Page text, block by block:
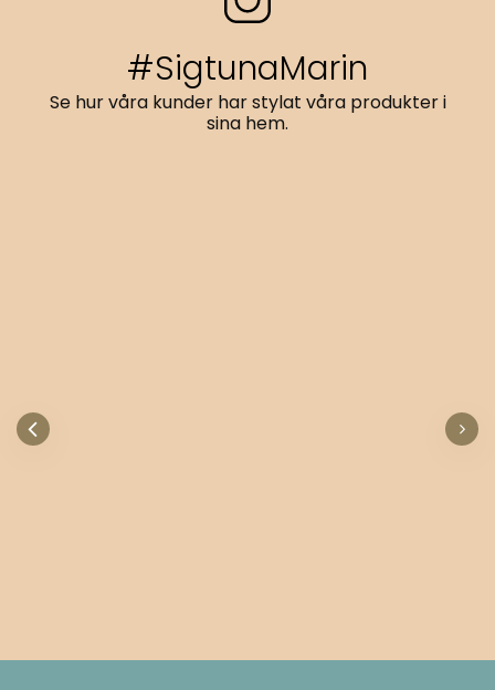
#SigtunaMarin
Se hur våra kunder har stylat våra produkter i
sina hem.